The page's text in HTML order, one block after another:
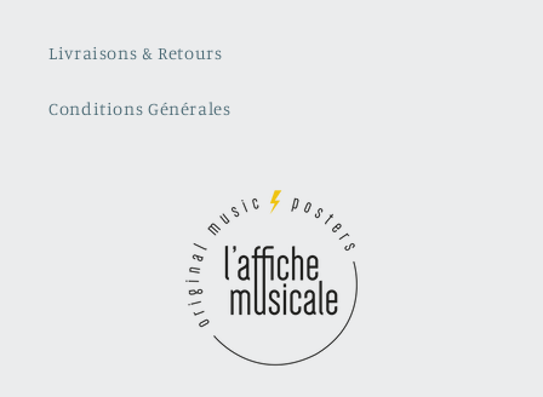
Livraisons & Retours
Conditions Générales